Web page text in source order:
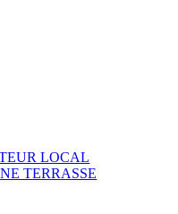
LOCAL
TERRASSE